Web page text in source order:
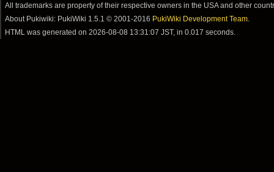
All trademarks are property of their respective owners in the USA and other
About Pukiwiki: PukiWiki 1.5.1 © 2001-2016 PukiWiki Development Team
HTML was generated on2026-08-08 13:31:07 JST, in 0.017 seconds.